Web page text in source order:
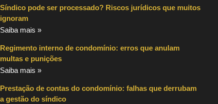
Síndico pode ser processado? Riscos jurídicos que muitos
ignoram
Saiba mais »
Regimento interno de condomínio: erros que anulam
multas e punições
Saiba mais »
Prestação de contas do condomínio: falhas que derrubam
a gestão do síndico